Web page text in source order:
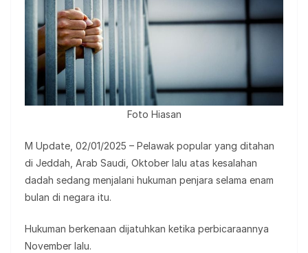
Foto Hiasan
M Update, 02/01/2025 – Pelawak popular yang ditahan
di Jeddah, Arab Saudi, Oktober lalu atas kesalahan
dadah sedang menjalani hukuman penjara selama enam
bulan di negara itu.
Hukuman berkenaan dijatuhkan ketika perbicaraannya
November lalu.